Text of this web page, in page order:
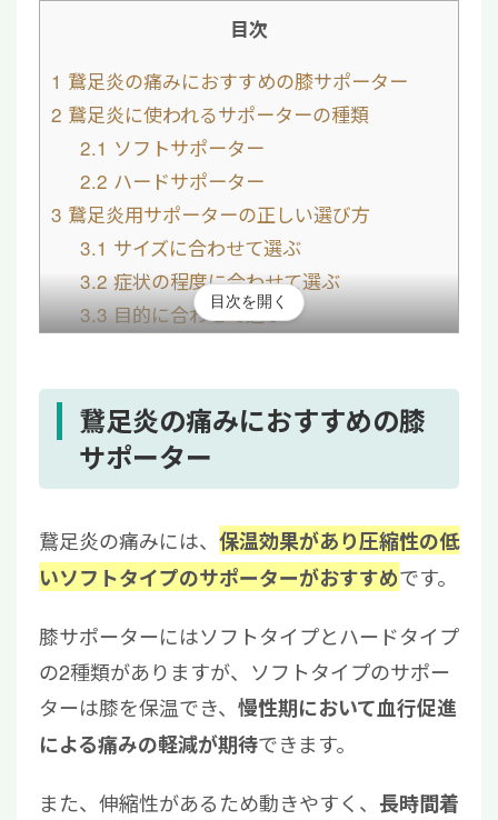
目次
1 鵞足炎の痛みにおすすめの膝サポーター
2 鵞足炎に使われるサポーターの種類
2.1 ソフトサポーター
2.2 ハードサポーター
3 鵞足炎用サポーターの正しい選び方
3.1 サイズに合わせて選ぶ
3.2症状の程度に合わせて選ぶ
3.3目的に合わせて選ぶ
4.1 正しい手順でサポーターを装着する
4.2就寝時はサポーターを外す
目次を開く
鵞足炎の痛みにおすすめの膝
サポーター
鵞足炎の痛みには、 保温効果があり圧縮性の低
いソフトタイプのサポーターがおすすめです。
膝サポーターにはソフトタイプとハードタイプ
の2種類がありますが、ソフトタイプのサポー
ターは膝を保温でき、 慢性期において血行促進
による痛みの軽減が期待できます。
また、伸縮性があるため動きやすく、 長時間着